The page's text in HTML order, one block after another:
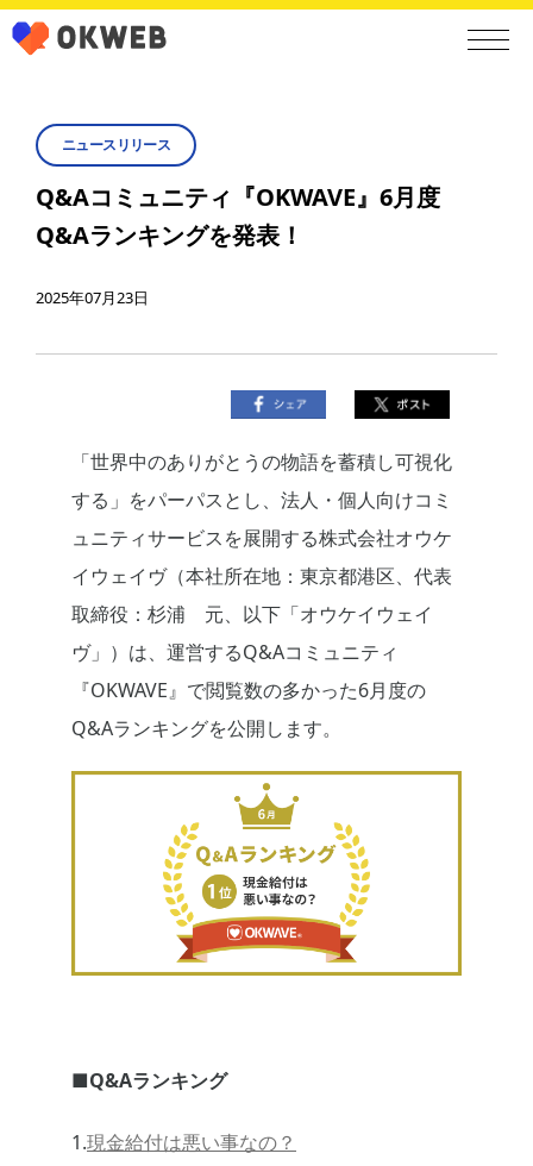
ニュースリリース
Q&Aコミュニティ『OKWAVE』6月度
Q&Aランキングを発表！
2025年07月23日
「世界中のありがとうの物語を蓄積し可視化
する」をパーパスとし、法人・個人向けコミ
ュニティサービスを展開する株式会社オウケ
イウェイヴ（本社所在地：東京都港区、代表
取締役：杉浦 元、以下「オウケイウェイ
ヴ」）は、運営するQ&Aコミュニティ
『OKWAVE』で閲覧数の多かった6月度の
Q&Aランキングを公開します。
■Q&Aランキング
1.現金給付は悪い事なの？